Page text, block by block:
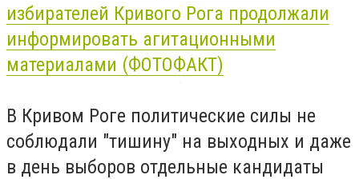
избирателей Кривого Рога продолжали
информировать агитационными
материалами (ФОТОФАКТ)
В Кривом Роге политические силы не
соблюдали "тишину" на выходных и даже
в день выборов отдельные кандидаты